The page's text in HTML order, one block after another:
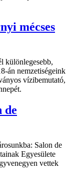
mécses
különlegesebb,
án nemzetiségeink
vízibemutató,
de
Salon de
Egyesülete
vettek